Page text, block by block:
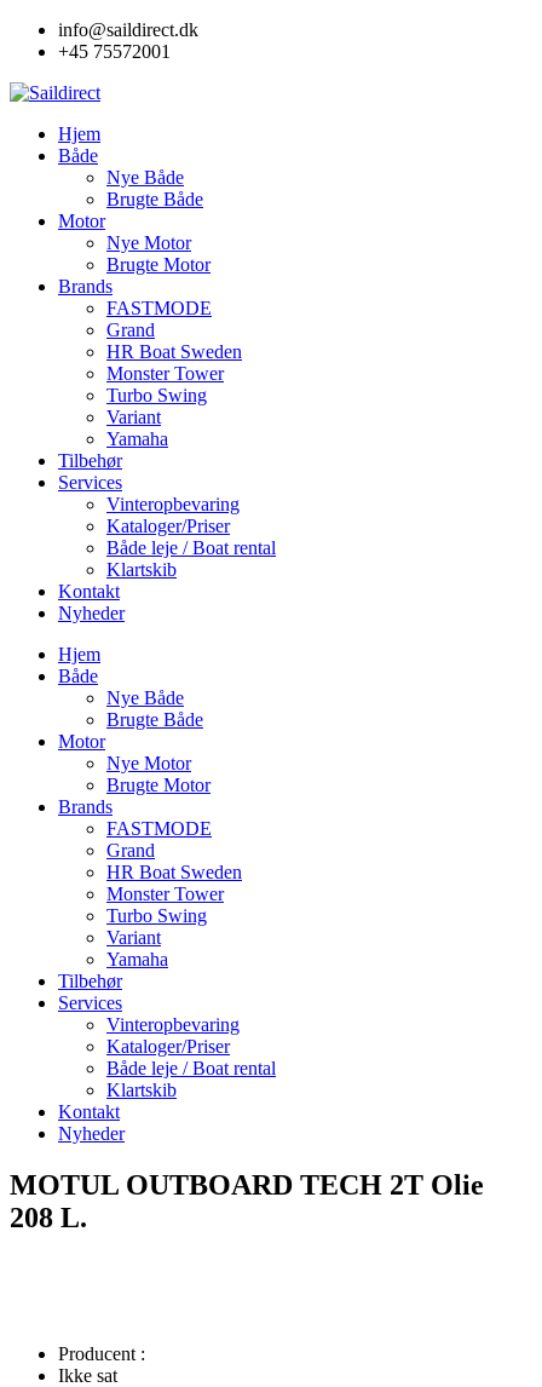
Skip
info@saildirect.dk
+45 75572001
Hjem
Både
Nye Både
Brugte Både
Motor
Nye Motor
Brugte Motor
Brands
FASTMODE
Grand
HR Boat Sweden
Monster Tower
Turbo Swing
Variant
Yamaha
Tilbehør
Services
Vinteropbevaring
Kataloger/Priser
Både leje / Boat rental
Klartskib
Kontakt
Nyheder
Hjem
Både
Nye Både
Brugte Både
Motor
Nye Motor
Brugte Motor
Brands
FASTMODE
Grand
HR Boat Sweden
Monster Tower
Turbo Swing
Variant
Yamaha
Tilbehør
Services
Vinteropbevaring
Kataloger/Priser
Både leje / Boat rental
Klartskib
Kontakt
Nyheder
MOTUL OUTBOARD TECH 2T Olie
208 L.
Producent :
Ikke sat